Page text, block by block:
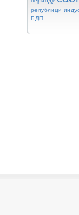
републици
БДП